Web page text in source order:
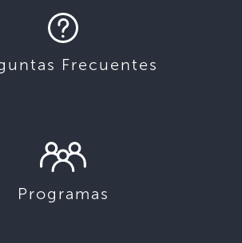
Frecuentes
Programas